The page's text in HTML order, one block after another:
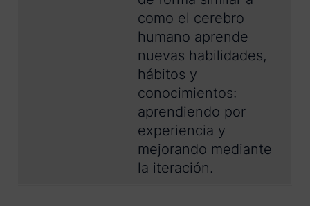
como el cerebro
humano aprende
nuevas habilidades,
hábitos y
conocimientos:
aprendiendo por
experiencia y
mejorando mediante
la iteración.